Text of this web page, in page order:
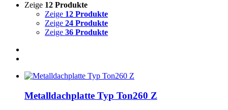
Zeige 12 Produkte
Zeige 12 Produkte
Zeige 24 Produkte
Zeige 36 Produkte
Metalldachplatte Typ Ton260 Z